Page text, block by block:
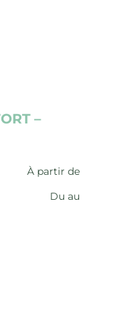
–
À partir de
Du au